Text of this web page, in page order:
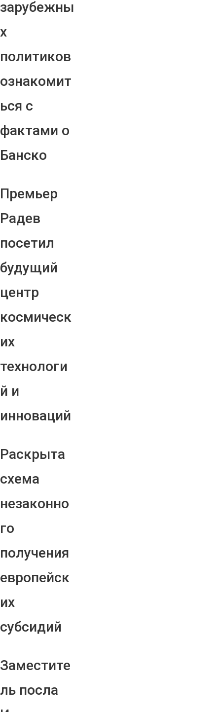
зарубежны
х
политиков
ознакомит
ься с
фактами о
Банско
Премьер
Радев
посетил
будущий
центр
космическ
их
технологи
й и
инноваций
Раскрыта
схема
незаконно
го
получения
европейск
их
субсидий
Заместите
ль посла